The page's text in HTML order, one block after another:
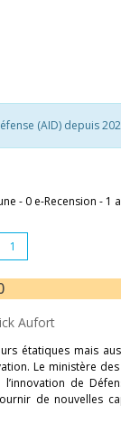
(AID) depuis
- 0 e-Recension - 1
1
Aufort
étatiques mais
Le ministère
l’innovation de
de nouvelles